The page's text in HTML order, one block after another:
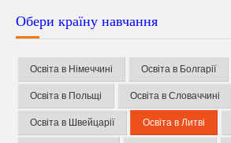
Обери країну навчання
Освіта в Німеччині Освіта в Болгарії
Освіта в Польщі Освіта в Словаччині
Освіта в Швейцарії Освіта в Литві